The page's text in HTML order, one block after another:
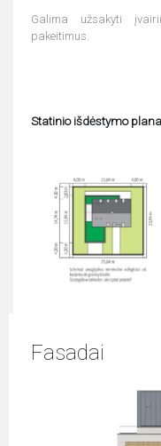
Galima užsakyti
pakeitimus.
Statinio išdėstymo
Fasadai